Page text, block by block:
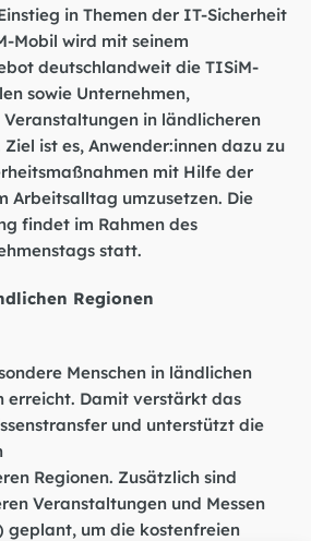
in Themen der IT-Sicherheit
Mobil wird mit seinem
deutschlandweit die TISiM-
sowie Unternehmen,
in ländlicheren
ist es, Anwender:innen dazu zu
mit Hilfe der
Arbeitsalltag umzusetzen. Die
findet im Rahmen des
statt.
Regionen
Menschen in ländlichen
erreicht. Damit verstärkt das
und unterstützt die
Regionen. Zusätzlich sind
Veranstaltungen und Messen
um die kostenfreien